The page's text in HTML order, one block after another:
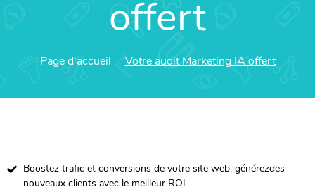
offert
Page d'accueil Votre audit Marketing IA offert
Boostez trafic et conversions de votre site web, générezdes
nouveaux clients avec le meilleur ROI